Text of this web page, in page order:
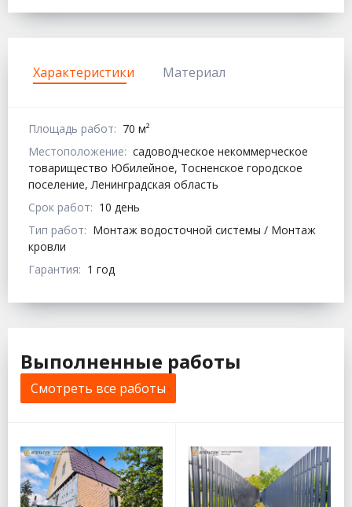
Характеристики Материал
Площадь работ: 70 м²
Местоположение: садоводческое некоммерческое
товарищество Юбилейное, Тосненское городское
поселение, Ленинградская область
Срок работ: 10 день
Тип работ: Монтаж водосточной системы / Монтаж
кровли
Гарантия: 1 год
Выполненные работы
Смотреть все работы